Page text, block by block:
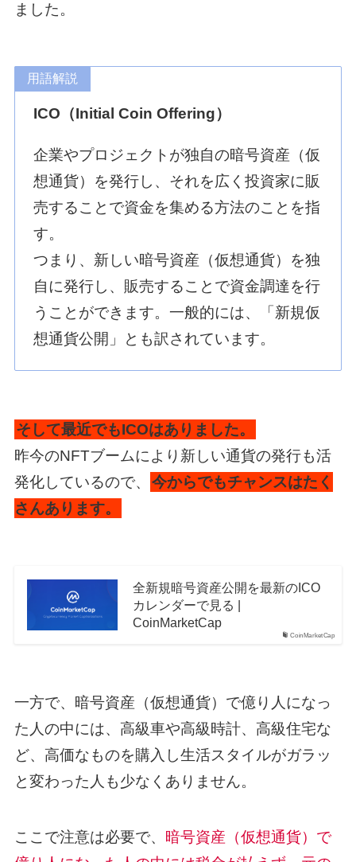
ました。
用語解説
ICO（Initial Coin Offering）
企業やプロジェクトが独自の暗号資産（仮
想通貨）を発行し、それを広く投資家に販
売することで資金を集める方法のことを指
す。
つまり、新しい暗号資産（仮想通貨）を独
自に発行し、販売することで資金調達を行
うことができます。一般的には、「新規仮
想通貨公開」とも訳されています。
そして最近でもICOはありました。
昨今のNFTブームにより新しい通貨の発行も活
発化しているので、 今からでもチャンスはたく
さんあります。
CoinMarketCap
全新規暗号資産公開を最新のICO
カレンダーで見る |
CoinMarketCap
一方で、暗号資産（仮想通貨）で億り人になっ
た人の中には、高級車や高級時計、高級住宅な
ど、高価なものを購入し生活スタイルがガラッ
と変わった人も少なくありません。
ここで注意は必要で、 暗号資産（仮想通貨）で